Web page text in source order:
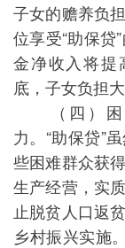
子女的赡养负
位享受“助保贷
金净收入将提
底，子女负担大
（四）困
力。“助保贷”
些困难群众获
生产经营，实
止脱贫人口返
乡村振兴实施